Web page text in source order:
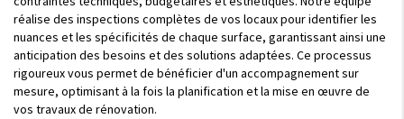
réalise des inspections complètes de vos locaux pour identifier les
nuances et les spécificités de chaque surface, garantissant ainsi une
anticipation des besoins et des solutions adaptées. Ce processus
rigoureux vous permet de bénéficier d'un accompagnement sur
mesure, optimisant à la fois la planification et la mise en œuvre de
vos travaux de rénovation.